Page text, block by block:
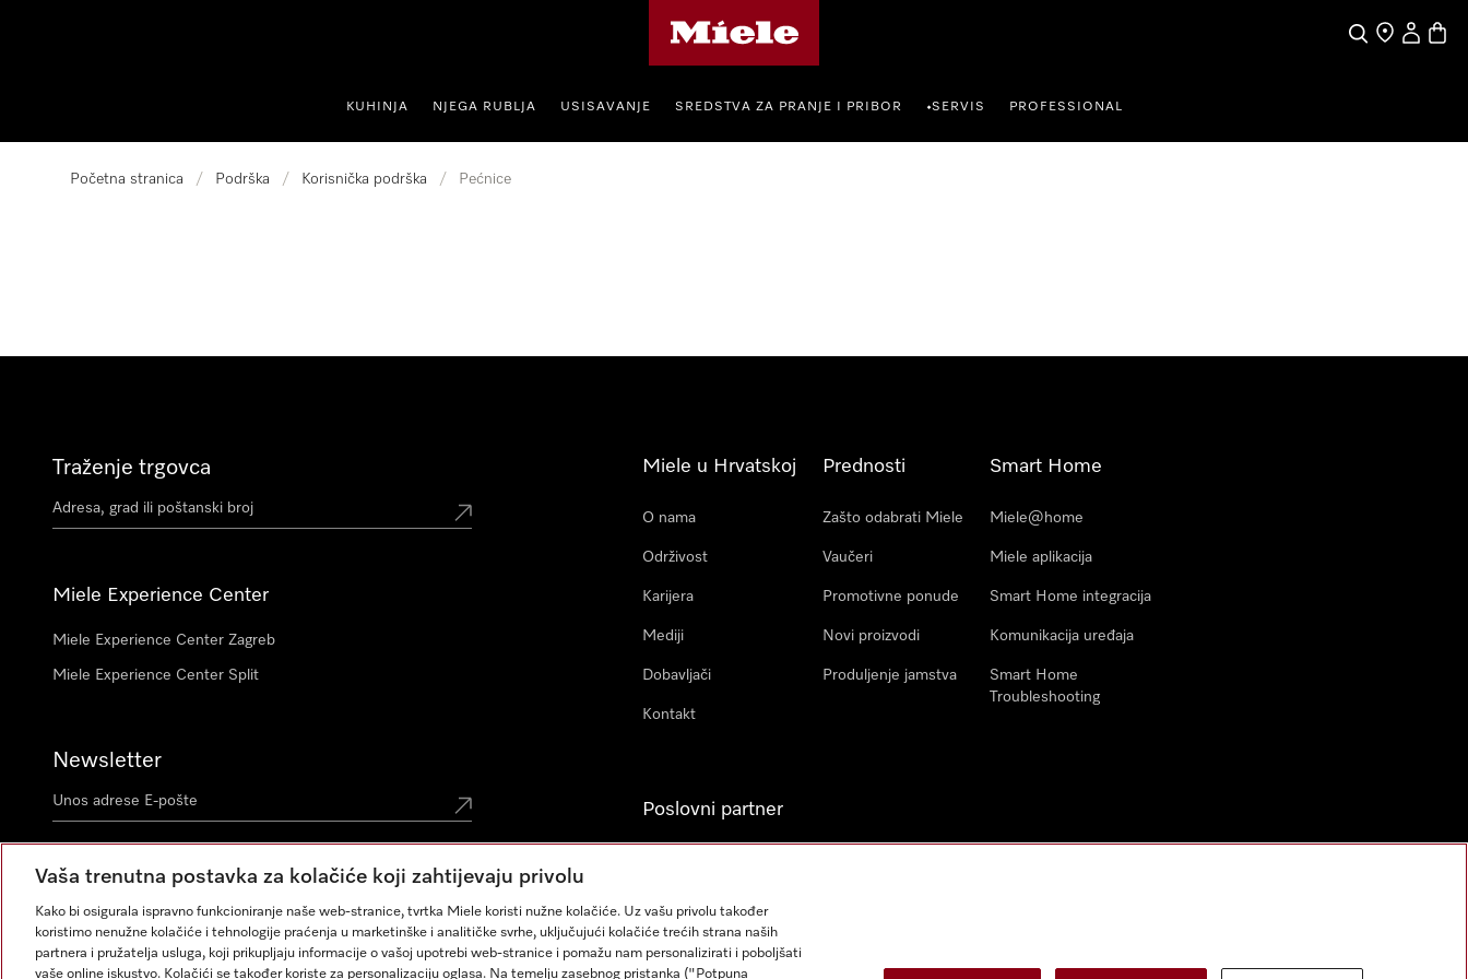
PretragaTraženjeKorisnički
KUHINJA NJEGA RUBLJA USISAVANJE SREDSTVA ZA PRANJE I PRIBOR •SERVIS PROFESSIONAL
Početna stranica / Podrška / Korisnička podrška / Pećnice
Traženje trgovca
Miele Experience Center
Miele Experience Center Zagreb
Miele Experience Center Split
Newsletter
Miele u Hrvatskoj
O nama
Održivost
Karijera
Mediji
Dobavljači
Kontakt
Prednosti
Zašto odabrati Miele
Vaučeri
Promotivne ponude
Novi proizvodi
Produljenje jamstva
Smart Home
Miele@home
Miele aplikacija
Smart Home integracija
Komunikacija uređaja
Smart Home
Troubleshooting
Poslovni partner
građevinskih radova
Vaša trenutna postavka za kolačiće koji zahtijevaju privolu
Kako bi osigurala ispravno funkcioniranje naše web-stranice, tvrtka Miele koristi nužne kolačiće. Uz vašu privolu također
koristimo nenužne kolačiće i tehnologije praćenja u marketinške i analitičke svrhe, uključujući kolačiće trećih strana naših
partnera i pružatelja usluga, koji prikupljaju informacije o vašoj upotrebi web-stranice i pomažu nam personalizirati i poboljšati
vaše online iskustvo. Kolačići se također koriste za personalizaciju oglasa. Na temelju zasebnog pristanka ("Potpuna